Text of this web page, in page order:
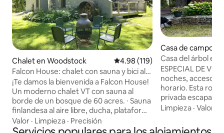
Chalet en Woodstock Calificación promedio: 4.98 de
4.98 (119)
Falcon House: chalet con sauna y bici al
pueblo
¡Te damos la bienvenida a Falcon House!
Un moderno chalet VT con sauna al
borde de un bosque de 60 acres. ∙ Sauna
finlandesa al aire libre, ducha, plataforma
de yoga y rutas de senderismo. ∙ A 5
minutos del pueblo de Woodstock, a 20
Valor · Limpieza · Precisión
Casa de campo
ndonderry
Casa del árbol en
privada y elegante
ESPECIAL DE
noches, acceso
horario. Esta
privada escapada
nuestra "Casa
equipados,
Limpieza ·Valor